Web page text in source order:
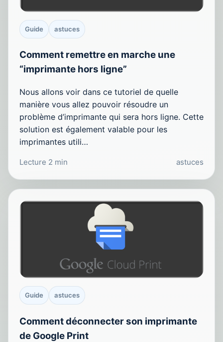
Guide astuces
Comment remettre en marche une
“imprimante hors ligne”
Nous allons voir dans ce tutoriel de quelle
manière vous allez pouvoir résoudre un
problème d’imprimante qui sera hors ligne. Cette
solution est également valable pour les
imprimantes utili…
Lecture 2 min astuces
Guide astuces
Comment déconnecter son imprimante
de Google Print